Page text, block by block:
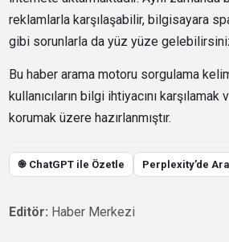
reklamlarla karşılaşabilir, bilgisayara
gibi sorunlarla da yüz yüze
Bu haber arama motoru sorgulama
kullanıcıların bilgi ihtiyacını karşılamak
korumak üzere hazırlanmıştır.
֎ ChatGPT ile Özetle Perplexity’de
Editör: Haber Merkezi